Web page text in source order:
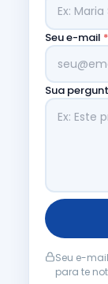
Seu e-mail *
Sua
Seu e-
para te